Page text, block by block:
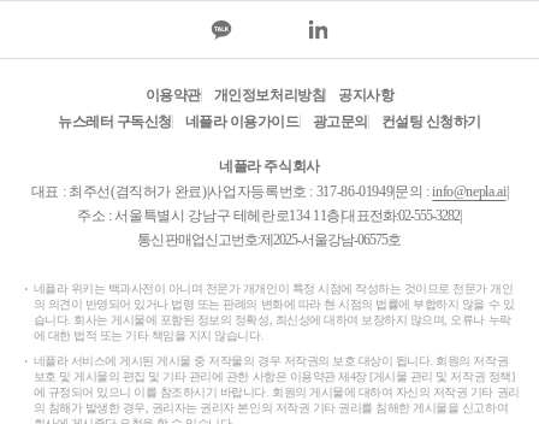
이용약관 개인정보처리방침
공지사항
뉴스레터 구독신청
네플라 이용가이드 광고문의 컨설팅 신청하기
네플라 주식회사
대표 : 최주선(겸직허가 완료)|사업자등록번호 : 317-86-01949|문의 :info@nepla.ai|
주소 : 서울특별시 강남구 테헤란로134 11층|대표전화:02-555-3282|
통신판매업신고번호:제2025-서울강남-06575호
네플라 위키는 백과사전이 아니며 전문가 개개인이 특정 시점에 작성하는 것이므로 전문가 개인
의 의견이 반영되어 있거나 법령 또는 판례의 변화에 따라 현 시점의 법률에 부합하지 않을 수 있
습니다. 회사는 게시물에 포함된 정보의 정확성, 최신성에 대하여 보장하지 않으며, 오류나 누락
에 대한 법적 또는 기타 책임을 지지 않습니다.
네플라 서비스에 게시된 게시물 중 저작물의 경우 저작권의 보호 대상이 됩니다. 회원의 저작권
보호 및 게시물의 편집 및 기타 관리에 관한 사항은 이용약관 제4장 [게시물 관리 및 저작권 정책]
에 규정되어 있으니 이를 참조하시기 바랍니다. 회원의 게시물에 대하여 자신의 저작권 기타 권리
의 침해가 발생한 경우, 권리자는 권리자 본인의 저작권 기타 권리를 침해한 게시물을 신고하여